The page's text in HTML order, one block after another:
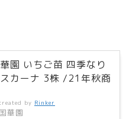
園 いちご苗 四季なり
スカーナ 3株 /21年秋商
by Rinker
国華園